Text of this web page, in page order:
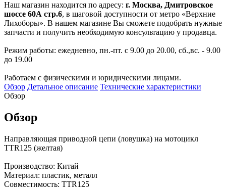
Наш магазин находится по адресу: г. Москва, Дмитровское
шоссе 60А стр.6, в шаговой доступности от метро «Верхние
Лихоборы». В нашем магазине Вы сможете подобрать нужные
запчасти и получить необходимую консультацию у продавца.
Режим работы: ежедневно, пн.-пт. с 9.00 до 20.00, сб.,вс. - 9.00
до 19.00
Работаем с физическими и юридическими лицами.
Обзор Детальное описание Технические характеристики
Обзор
Обзор
Направляющая приводной цепи (ловушка) на мотоцикл
TTR125 (желтая)
Производство: Китай
Материал: пластик, металл
Совместимость: TTR125